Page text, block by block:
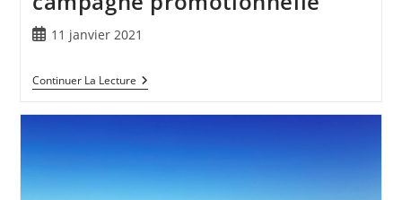
11 janvier 2021
Continuer La Lecture